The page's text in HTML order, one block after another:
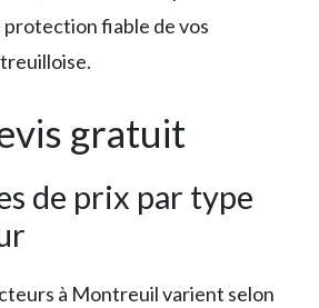
protection fiable de vos
gratuit
de prix par type
à Montreuil varient selon